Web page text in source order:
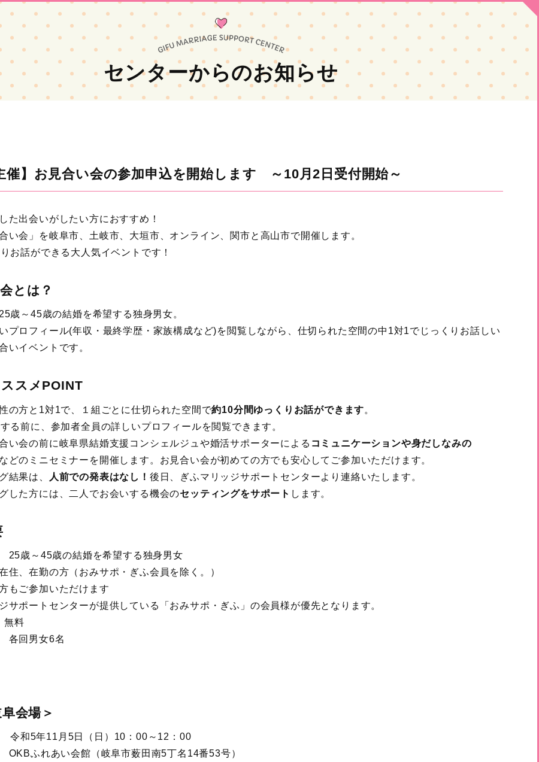
センターからのお知らせ
催】お見合い会の参加申込を開始します ～10月2日受付開始～
た出会いがしたい方におすすめ！
い会」を岐阜市、土岐市、大垣市、オンライン、関市と高山市で開催します。
お話ができる大人気イベントです！
とは？
歳～45歳の結婚を希望する独身男女。
プロフィール(年収・最終学歴・家族構成など)を閲覧しながら、仕切られた空間の中1対1でじっくりお話しい
いイベントです。
スメPOINT
の方と1対1で、１組ごとに仕切られた空間で約10分間ゆっくりお話ができます。
る前に、参加者全員の詳しいプロフィールを閲覧できます。
い会の前に岐阜県結婚支援コンシェルジュや婚活サポーターによる コミュニケーションや身だしなみの
などのミニセミナーを開催します。お見合い会が初めての方でも安心してご参加いただけます。
結果は、
人前での発表はなし！ 後日、ぎふマリッジサポートセンターより連絡いたします。
した方には、二人でお会いする機会のセッティングをサポート します。
25歳～45歳の結婚を希望する独身男女
住、在勤の方（おみサポ・ぎふ会員を除く。）
もご参加いただけます
サポートセンターが提供している「おみサポ・ぎふ」の会員様が優先となります。
無料
各回男女6名
会場＞
令和5年11月5日（日）10：00～12：00
OKBふれあい会館（岐阜市薮田南5丁名14番53号）